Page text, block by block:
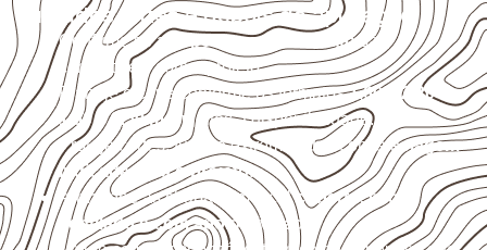
Cuidados antes e depois da aplicação
Confirme se a espessura e o formatosão
compatíveis com o projeto.
Planeje o corte conforme os formatos1,60 × 2,20 m e
1,60 × 2,50 m, sujeitos à disponibilidade.
Proteja cortes, furos e extremidades com aselagem
indicada para o projeto.
Armazene as chapas em localcoberto, seco,
ventilado e com apoio nivelado